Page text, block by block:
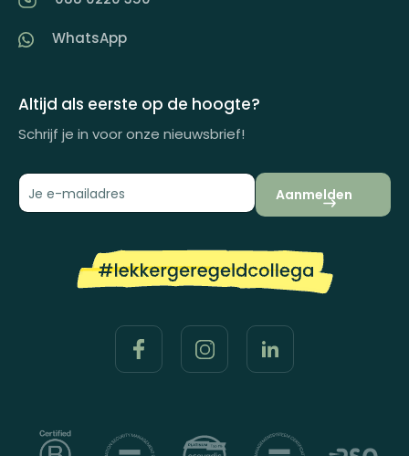
Impactrapport
WhatsApp
Altijd als eerste op de hoogte?
Schrijf je in voor onze nieuwsbrief!
Aanmelden